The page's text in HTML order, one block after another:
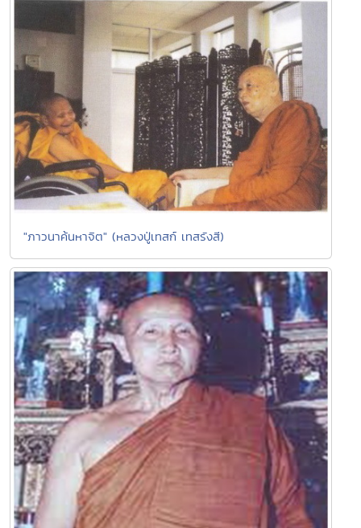
"ภาวนาค้นหาจิต" (หลวงปู่เทสก์ เทสรังสี)